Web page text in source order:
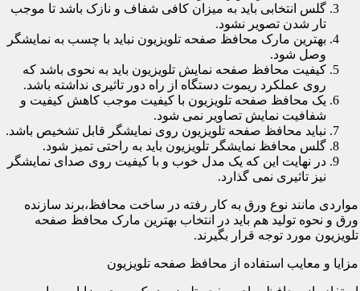
گلس انتخابی باید به میزان کافی شفاف و نازک باشد تا موجب
تار شدن تصویر نشود.
بهترین مارک محافظ صفحه تلویزیون نباید با چسب به نمایشگر
وصل شود.
کیفیت محافظ صفحه نمایش تلویزیون باید به نحوی باشد که
روی عملکرد ریموت دستگاه از راه دور تاثیری نداشته باشد.
یک محافظ صفحه تلویزیون با کیفیت موجب کاهش کیفیت و
شفافیت نمایش تصاویر نمی شود.
نباید محافظ صفحه تلویزیون روی نمایشگر قابل تشخیص باشد.
گلس محافظ نمایشگر تلویزیون باید به راحتی تمیز شود.
در نهایت این که یک مدل خوب و با کیفیت روی صدای نمایشگر
نیز تاثیری نمی گذارد.
مواردی مانند نوع ورق به کار رفته در ساخت محافظ،برند سازنده
ورق و نحوه تولید هم باید در انتخاب بهترین مارک محافظ صفحه
تلویزیون مورد توجه قرار بگیرند.
مزایا و معایب استفاده از محافظ صفحه تلویزیون